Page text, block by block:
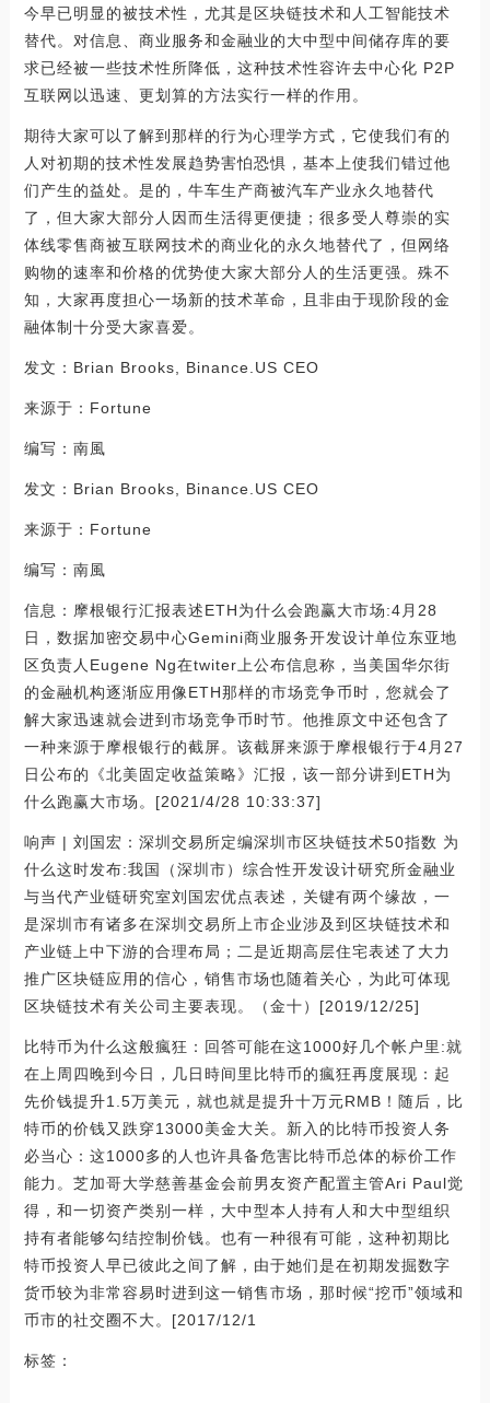
今早已明显的被技术性，尤其是区块链技术和人工智能技术
替代。对信息、商业服务和金融业的大中型中间储存库的要
求已经被一些技术性所降低，这种技术性容许去中心化 P2P
互联网以迅速、更划算的方法实行一样的作用。
期待大家可以了解到那样的行为心理学方式，它使我们有的
人对初期的技术性发展趋势害怕恐惧，基本上使我们错过他
们产生的益处。是的，牛车生产商被汽车产业永久地替代
了，但大家大部分人因而生活得更便捷；很多受人尊崇的实
体线零售商被互联网技术的商业化的永久地替代了，但网络
购物的速率和价格的优势使大家大部分人的生活更强。殊不
知，大家再度担心一场新的技术革命，且非由于现阶段的金
融体制十分受大家喜爱。
发文：Brian Brooks, Binance.US CEO
来源于：Fortune
编写：南風
发文：Brian Brooks, Binance.US CEO
来源于：Fortune
编写：南風
信息：摩根银行汇报表述ETH为什么会跑赢大市场:4月28
日，数据加密交易中心Gemini商业服务开发设计单位东亚地
区负责人Eugene Ng在twiter上公布信息称，当美国华尔街
的金融机构逐渐应用像ETH那样的市场竞争币时，您就会了
解大家迅速就会进到市场竞争币时节。他推原文中还包含了
一种来源于摩根银行的截屏。该截屏来源于摩根银行于4月27
日公布的《北美固定收益策略》汇报，该一部分讲到ETH为
什么跑赢大市场。[2021/4/28 10:33:37]
响声 | 刘国宏：深圳交易所定编深圳市区块链技术50指数 为
什么这时发布:我国（深圳市）综合性开发设计研究所金融业
与当代产业链研究室刘国宏优点表述，关键有两个缘故，一
是深圳市有诸多在深圳交易所上市企业涉及到区块链技术和
产业链上中下游的合理布局；二是近期高层住宅表述了大力
推广区块链应用的信心，销售市场也随着关心，为此可体现
区块链技术有关公司主要表现。（金十）[2019/12/25]
比特币为什么这般瘋狂：回答可能在这1000好几个帐户里:就
在上周四晚到今日，几日時间里比特币的瘋狂再度展现：起
先价钱提升1.5万美元，就也就是提升十万元RMB！随后，比
特币的价钱又跌穿13000美金大关。新入的比特币投资人务
必当心：这1000多的人也许具备危害比特币总体的标价工作
能力。芝加哥大学慈善基金会前男友资产配置主管Ari Paul觉
得，和一切资产类别一样，大中型本人持有人和大中型组织
持有者能够勾结控制价钱。也有一种很有可能，这种初期比
特币投资人早已彼此之间了解，由于她们是在初期发掘数字
货币较为非常容易时进到这一销售市场，那时候“挖币”领域和
币市的社交圈不大。[2017/12/1
标签：